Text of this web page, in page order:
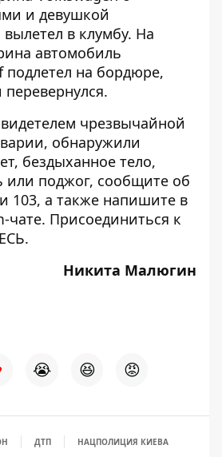
и девушкой
в клумбу. На
автомобиль
подлетел на бордюре,
перевернулся.
чрезвычайной
обнаружили
бездыханное тело,
или поджог, сообщите об
103, а также напишите в
чате. Присоединиться к
.
Никита Малюгин
😭 😆 😡
ДТП НАЦПОЛИЦИЯ КИЕВА